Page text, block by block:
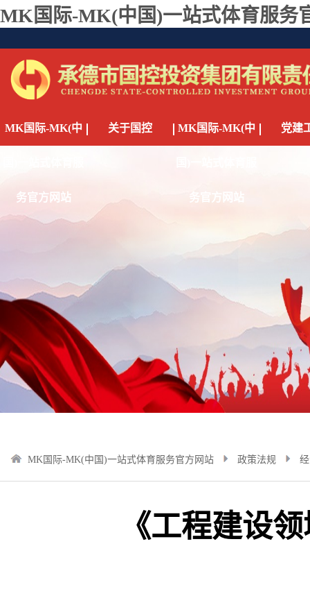
MK国际-MK(中国)一站式体育服务
MK国际-MK(中
务官方网站
关于国控 MK国际-MK(中
务官方网站
党建
MK国际-MK(中国)一站式体育服务官方网站 政策法规
《工程建设